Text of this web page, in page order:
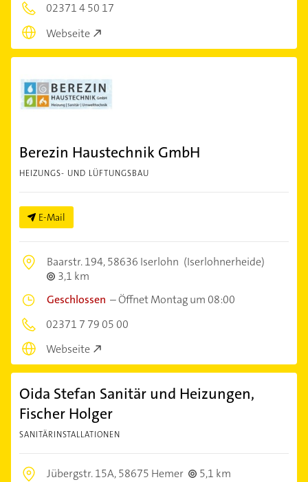
02371 4 50 17
Webseite
Berezin Haustechnik GmbH
HEIZUNGS- UND LÜFTUNGSBAU
E-Mail
Baarstr. 194,58636 Iserlohn (Iserlohnerheide)
3,1 km
Geschlossen –Öffnet Montag um 08:00
02371 7 79 05 00
Webseite
Oida Stefan Sanitär und Heizungen,
Fischer Holger
SANITÄRINSTALLATIONEN
Jübergstr. 15A,58675 Hemer
5,1 km